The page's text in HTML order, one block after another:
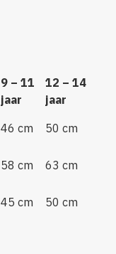
9 – 11
jaar
12 – 14
jaar
46 cm
50 cm
58 cm
63 cm
45 cm 50 cm